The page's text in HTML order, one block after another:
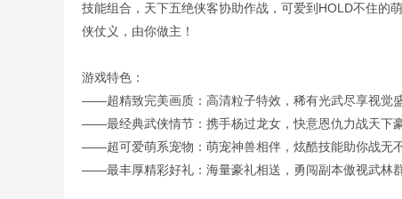
技能组合，天下五绝侠客协助作战，可爱到HOLD不住的
侠仗义，由你做主！
游戏特色：
——超精致完美画质：高清粒子特效，稀有光武尽享视觉
——最经典武侠情节：携手杨过龙女，快意恩仇力战天下
——超可爱萌系宠物：萌宠神兽相伴，炫酷技能助你战无
——最丰厚精彩好礼：海量豪礼相送，勇闯副本傲视武林